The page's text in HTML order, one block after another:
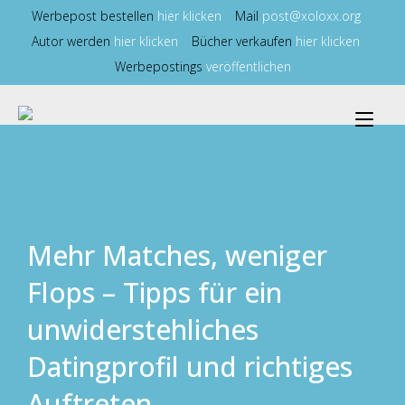
Inhalt
Werbepost bestellen hier klicken Mail post@xoloxx.org
Autor werden hier klicken Bücher verkaufen hier klicken
Werbepostings veröffentlichen
Mehr Matches, weniger
Flops – Tipps für ein
unwiderstehliches
Datingprofil und richtiges